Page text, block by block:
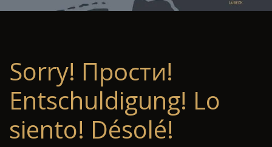
Sorry! Прости!
Entschuldigung! Lo
siento! Désolé!